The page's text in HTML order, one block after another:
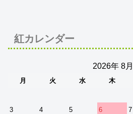
紅カレンダー
2026年 8月
月 火 水 木
3
4 5 6 7